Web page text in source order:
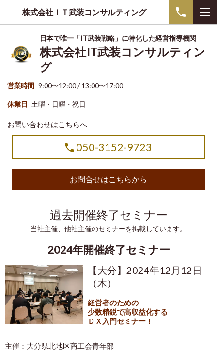
株式会社ＩＴ武装コンサルティング
日本で唯一「IT武装戦略」に特化した経営指導機関
株式会社IT武装コンサルティン
グ
営業時間 9:00〜12:00 / 13:00〜17:00
休業日 土曜・日曜・祝日
お問い合わせはこちらへ
050-3152-9723
お問合せはこちらから
過去開催終了セミナー
当社主催、他社主催のセミナーを掲載しています。
2024年開催終了セミナー
【大分】2024年12月12日
（木）
経営者のための
少数精鋭で高収益化する
ＤＸ入門セミナー！
主催：大分県北地区商工会青年部